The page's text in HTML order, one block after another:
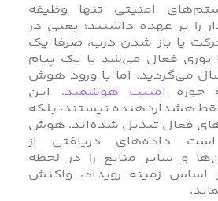
امنیتی تنها وظیفه
را بر عهده داشتند؛ یعنی در
یا باز شدن درب، صرفا یک
فعال می‌شد یا یک پیام
می‌گردید. اما با ورود هوش
امنیت هوشمند، این
هشداردهنده نیستند، بلکه
فعال تبدیل شده‌اند. هوش
داده‌های دریافتی از
و سایر منابع را در لحظه
اساس زمینه رویداد، واکنش